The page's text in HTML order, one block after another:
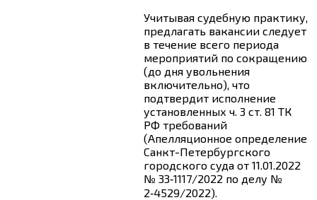
Учитывая судебную практику,
предлагать вакансии следует
в течение всего периода
мероприятий по сокращению
(до дня увольнения
включительно), что
подтвердит исполнение
установленных ч. 3 ст. 81 ТК
РФ требований
(Апелляционное определение
Санкт-Петербургского
городского суда от 11.01.2022
№ 33‑1117/2022 по делу №
2‑4529/2022).